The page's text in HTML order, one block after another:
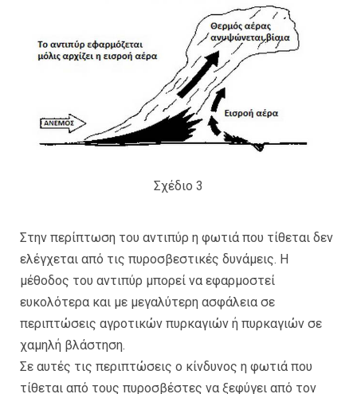
Σχέδιο 3
Στην περίπτωση του αντιπύρ η φωτιά που τίθεται δεν
ελέγχεται από τις πυροσβεστικές δυνάμεις. Η
μέθοδος του αντιπύρ μπορεί να εφαρμοστεί
ευκολότερα και με μεγαλύτερη ασφάλεια σε
περιπτώσεις αγροτικών πυρκαγιών ή πυρκαγιών σε
χαμηλή βλάστηση.
Σε αυτές τις περιπτώσεις ο κίνδυνος η φωτιά που
τίθεται από τους πυροσβέστες να ξεφύγει από τον